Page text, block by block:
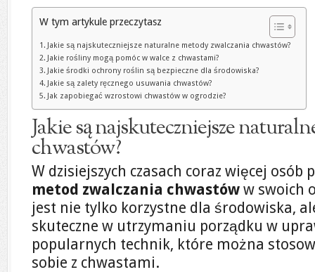
W tym artykule przeczytasz
Jakie są najskuteczniejsze naturalne metody zwalczania chwastów?
Jakie rośliny mogą pomóc w walce z chwastami?
Jakie środki ochrony roślin są bezpieczne dla środowiska?
Jakie są zalety ręcznego usuwania chwastów?
Jak zapobiegać wzrostowi chwastów w ogrodzie?
Jakie są najskuteczniejsze
chwastów?
W dzisiejszych czasach coraz więcej osób
metod zwalczania chwastów w swoich
jest nie tylko korzystne dla środowiska,
skuteczne w utrzymaniu porządku w
popularnych technik, które można
sobie z chwastami.